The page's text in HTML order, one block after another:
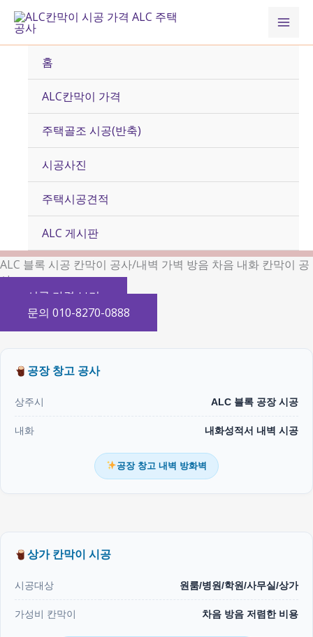
츠
홈
ALC칸막이 가격
주택골조 시공(반축)
시공사진
주택시공견적
ALC 게시판
ALC 블록 시공 칸막이 공사/내벽 가벽 방음 차음 내화 칸막이 공
사
시공 가격 보기
문의 010-8270-0888
공장 창고 공사
상주시 ALC 블록 공장 시공
내화 내화성적서 내벽 시공
공장 창고 내벽 방화벽
상가 칸막이 시공
시공대상 원룸/병원/학원/사무실/상가
가성비 칸막이 차음 방음 저렴한 비용